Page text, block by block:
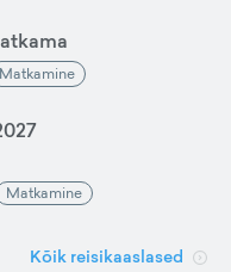
Matkamine
Matkamine
Kõik reisikaaslased